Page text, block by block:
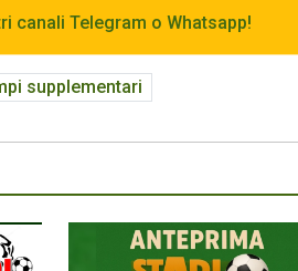
canali Telegram o Whatsapp!
supplementari